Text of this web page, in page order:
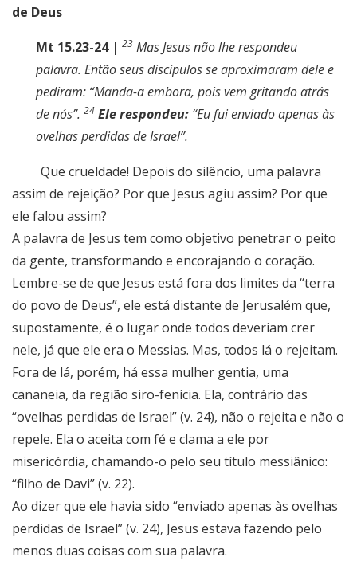
de Deus
Mt 15.23-24 | 23 Mas Jesus não lhe respondeu
palavra. Então seus discípulos se aproximaram dele e
pediram: “Manda-a embora, pois vem gritando atrás
de nós”. 24 Ele respondeu: “Eu fui enviado apenas às
ovelhas perdidas de Israel”.
Que crueldade! Depois do silêncio, uma palavra
assim de rejeição? Por que Jesus agiu assim? Por que
ele falou assim?
A palavra de Jesus tem como objetivo penetrar o peito
da gente, transformando e encorajando o coração.
Lembre-se de que Jesus está fora dos limites da “terra
do povo de Deus”, ele está distante de Jerusalém que,
supostamente, é o lugar onde todos deveriam crer
nele, já que ele era o Messias. Mas, todos lá o rejeitam.
Fora de lá, porém, há essa mulher gentia, uma
cananeia, da região siro-fenícia. Ela, contrário das
“ovelhas perdidas de Israel” (v. 24), não o rejeita e não o
repele. Ela o aceita com fé e clama a ele por
misericórdia, chamando-o pelo seu título messiânico:
“filho de Davi” (v. 22).
Ao dizer que ele havia sido “enviado apenas às ovelhas
perdidas de Israel” (v. 24), Jesus estava fazendo pelo
menos duas coisas com sua palavra.